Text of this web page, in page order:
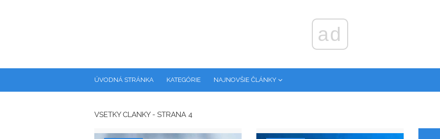
ad
ÚVODNÁ STRÁNKA KATEGÓRIE NAJNOVŠIE ČLÁNKY
VŠETKY ČLÁNKY - STRANA 4